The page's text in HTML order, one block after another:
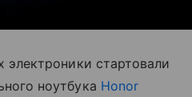
электроники стартовали
ноутбука Honor